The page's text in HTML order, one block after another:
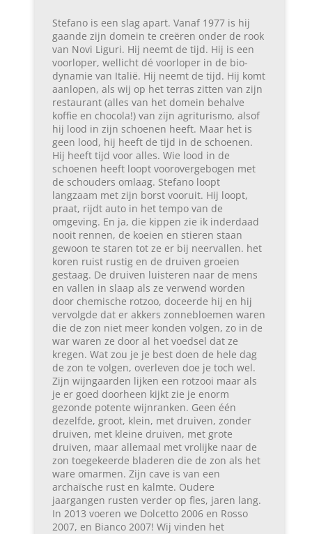
Stefano is een slag apart. Vanaf 1977 is hij
gaande zijn domein te creëren onder de rook
van Novi Liguri. Hij neemt de tijd. Hij is een
voorloper, wellicht dé voorloper in de bio-
dynamie van Italië. Hij neemt de tijd. Hij komt
aanlopen, als wij op het terras zitten van zijn
restaurant (alles van het domein behalve
koffie en chocola!) van zijn agriturismo, alsof
hij lood in zijn schoenen heeft. Maar het is
geen lood, hij heeft de tijd in de schoenen.
Hij heeft tijd voor alles. Wie lood in de
schoenen heeft loopt voorovergebogen met
de schouders omlaag. Stefano loopt
langzaam met zijn borst vooruit. Hij loopt,
praat, rijdt auto in het tempo van de
omgeving. En ja, die kippen zie ik inderdaad
nooit rennen, de koeien en stieren staan
gewoon te staren tot ze er bij neervallen. het
koren ruist rustig en de druiven groeien
gestaag. De druiven luisteren naar de mens
en vallen in slaap als ze verwend worden
door chemische rotzoo, doceerde hij en hij
vervolgde dat er akkers zonnebloemen waren
die de zon niet meer konden volgen, zo in de
war waren ze door al het voedsel dat ze
kregen. Wat zou je je best doen de hele dag
de zon te volgen, overleven doe je toch wel.
Zijn wijngaarden lijken een rotzooi maar als
je er goed doorheen kijkt zie je enorm
gezonde potente wijnranken. Geen één
dezelfde, groot, klein, met druiven, zonder
druiven, met kleine druiven, met grote
druiven, maar allemaal met vrolijke naar de
zon toegekeerde bladeren die de zon als het
ware omarmen. Zijn cave is van een
archaïsche rust en kalmte. Oudere
jaargangen rusten verder op fles, jaren lang.
In 2013 voeren we Dolcetto 2006 en Rosso
2007, en Bianco 2007! Wij vinden het